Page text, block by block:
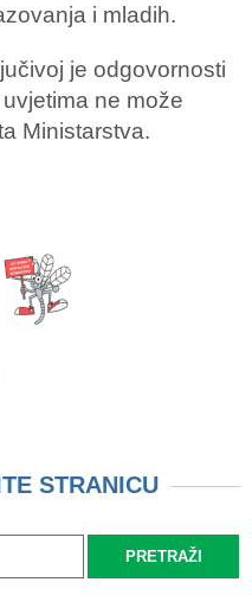
i mladih.
je odgovornosti
ne može
Ministarstva.
STRANICU